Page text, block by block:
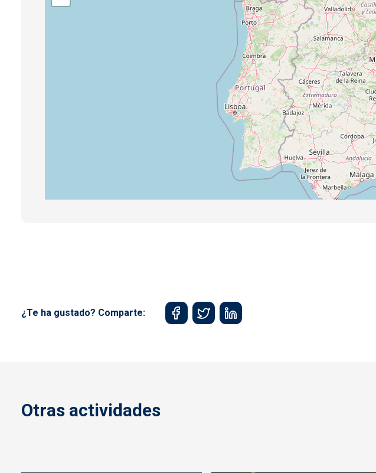
¿Te ha gustado? Comparte:
Otras actividades